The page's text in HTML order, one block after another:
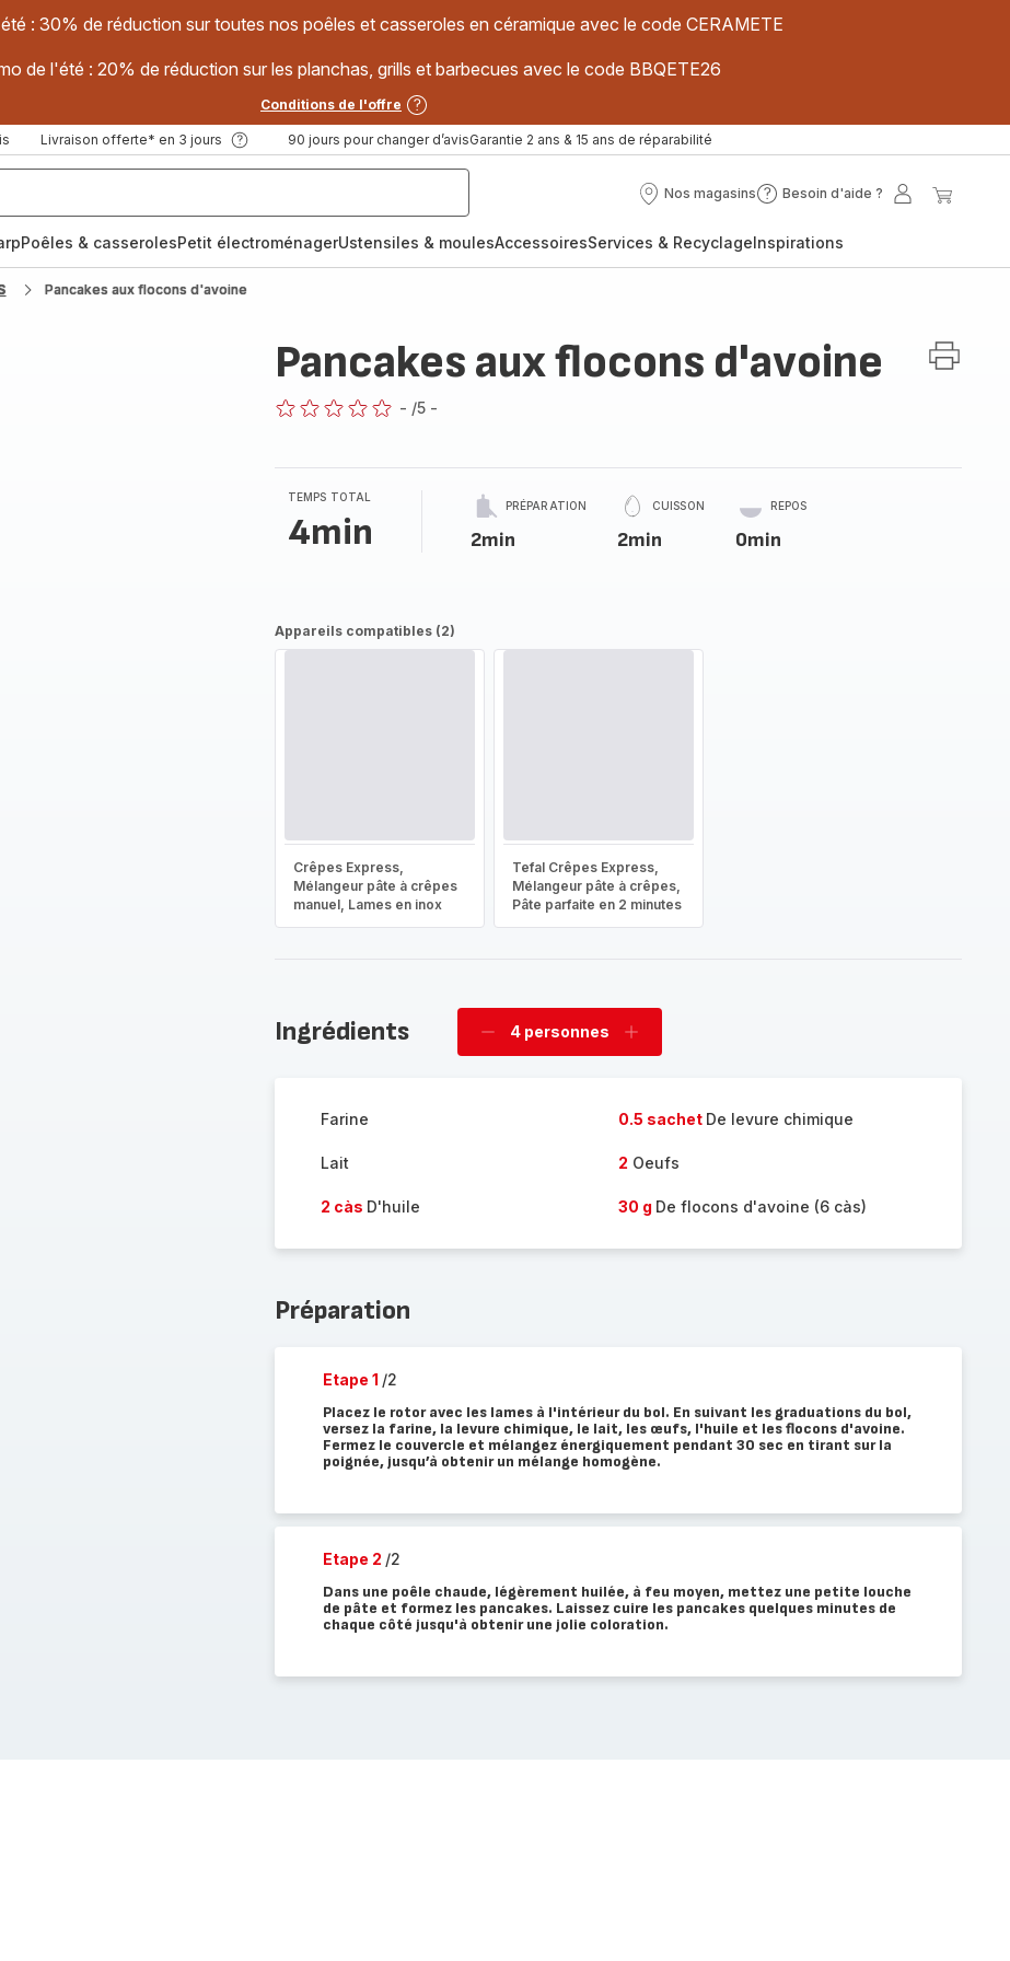
: 30% de réduction sur toutes nos poêles et casseroles en céramique avec le code CERAMETE
de l'été : 20% de réduction sur les planchas, grills et barbecues avec le code BBQETE26
Conditions de l'offre
Livraison offerte* en 3 jours 90 jours pour changer d’avisGarantie 2 ans & 15 ans de réparabilité
Nos magasins
Nos
Besoin d'aide ?
Besoin
?
Mon
Poêles & casserolesPetit électroménagerUstensiles & moulesAccessoiresServices & RecyclageInspirations
Pancakes aux flocons d'avoine
Pancakes aux flocons d'avoine
- /5 -
TEMPS TOTAL
4min
PRÉPARATION
2min
CUISSON
2min
REPOS
0min
Appareils compatibles (2)
Crêpes Express,
Mélangeur pâte à crêpes
manuel, Lames en inox
Tefal Crêpes Express,
Mélangeur pâte à crêpes,
Pâte parfaite en 2 minutes
Ingrédients
Supprimer
4 personnes
Ajouter
Farine 0.5 sachet De levure chimique
Lait 2 Oeufs
2 càs D'huile 30 g De flocons d'avoine (6 càs)
Préparation
Etape 1 /2
Placez le rotor avec les lames à l'intérieur du bol. En suivant les graduations du bol,
versez la farine, la levure chimique, le lait, les œufs, l'huile et les flocons d'avoine.
Fermez le couvercle et mélangez énergiquement pendant 30 sec en tirant sur la
poignée, jusqu’à obtenir un mélange homogène.
Etape 2 /2
Dans une poêle chaude, légèrement huilée, à feu moyen, mettez une petite louche
de pâte et formez les pancakes. Laissez cuire les pancakes quelques minutes de
chaque côté jusqu'à obtenir une jolie coloration.